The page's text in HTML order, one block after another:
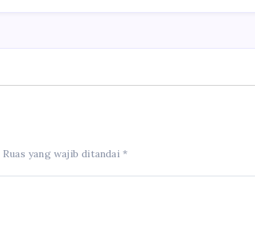
Ruas yang wajib ditandai*